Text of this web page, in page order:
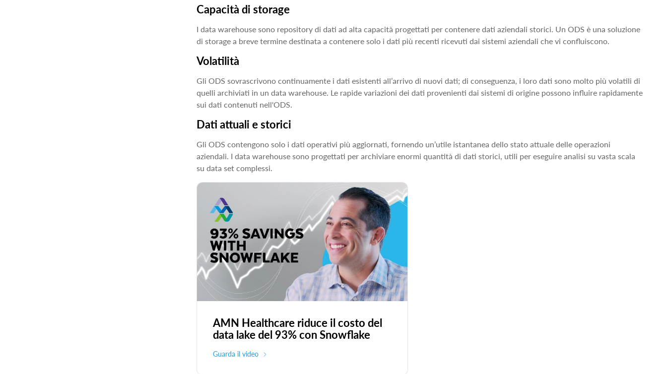
Capacità di storage
I data warehouse sono repository di dati ad alta capacità progettati per contenere dati aziendali storici. Un ODS è una soluzione
di storage a breve termine destinata a contenere solo i dati più recenti ricevuti dai sistemi aziendali che vi confluiscono.
Volatilità
Gli ODS sovrascrivono continuamente i dati esistenti all’arrivo di nuovi dati; di conseguenza, i loro dati sono molto più volatili di
quelli archiviati in un data warehouse. Le rapide variazioni dei dati provenienti dai sistemi di origine possono influire rapidamente
sui dati contenuti nell'ODS.
Dati attuali e storici
Gli ODS contengono solo i dati operativi più aggiornati, fornendo un’utile istantanea dello stato attuale delle operazioni
aziendali. I data warehouse sono progettati per archiviare enormi quantità di dati storici, utili per eseguire analisi su vasta scala
su data set complessi.
AMN Healthcare riduce il costo del
data lake del 93% con Snowflake
Guarda il video